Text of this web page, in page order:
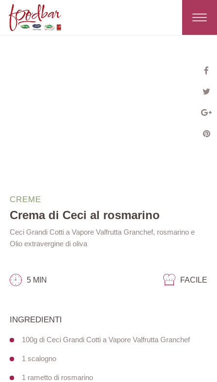
Toggle
CREME
Crema di Ceci al rosmarino
Ceci Grandi Cotti a Vapore Valfrutta Granchef, rosmarino e
Olio extravergine di oliva
5 MIN FACILE
INGREDIENTI
100g di Ceci Grandi Cotti a Vapore Valfrutta Granchef
1 scalogno
1 rametto di rosmarino